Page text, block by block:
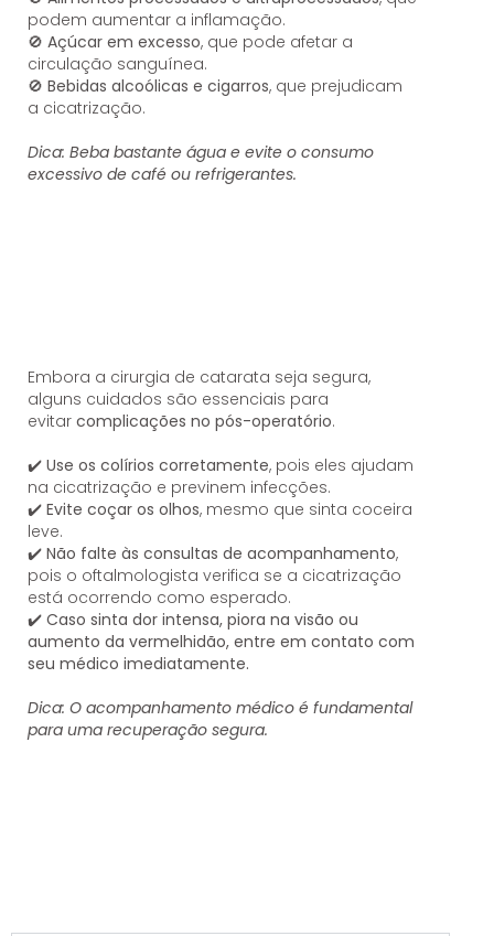
podem aumentar a inflamação.
🚫 Açúcar em excesso, que pode afetar a
circulação sanguínea.
🚫 Bebidas alcoólicas e cigarros, que prejudicam
a cicatrização.
Dica: Beba bastante água e evite o consumo
excessivo de café ou refrigerantes.
Embora a cirurgia de catarata seja segura,
alguns cuidados são essenciais para
evitar complicações no pós-operatório.
✔️ Use os colírios corretamente, pois eles ajudam
na cicatrização e previnem infecções.
✔️ Evite coçar os olhos, mesmo que sinta coceira
leve.
✔️ Não falte às consultas de acompanhamento,
pois o oftalmologista verifica se a cicatrização
está ocorrendo como esperado.
✔️ Caso sinta dor intensa, piora na visão ou
aumento da vermelhidão, entre em contato com
seu médico imediatamente.
Dica: O acompanhamento médico é fundamental
para uma recuperação segura.